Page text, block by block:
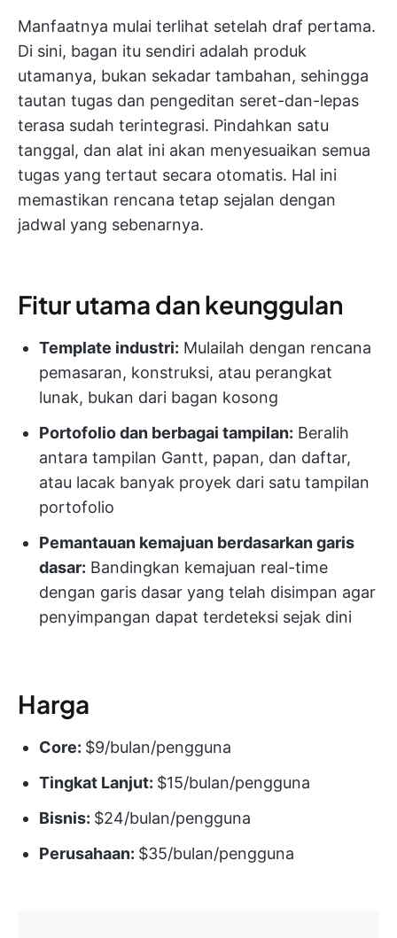
Manfaatnya mulai terlihat setelah draf pertama.
Di sini, bagan itu sendiri adalah produk
utamanya, bukan sekadar tambahan, sehingga
tautan tugas dan pengeditan seret-dan-lepas
terasa sudah terintegrasi. Pindahkan satu
tanggal, dan alat ini akan menyesuaikan semua
tugas yang tertaut secara otomatis. Hal ini
memastikan rencana tetap sejalan dengan
jadwal yang sebenarnya.
Fitur utama dan keunggulan
Template industri: Mulailah dengan rencana
pemasaran, konstruksi, atau perangkat
lunak, bukan dari bagan kosong
Portofolio dan berbagai tampilan: Beralih
antara tampilan Gantt, papan, dan daftar,
atau lacak banyak proyek dari satu tampilan
portofolio
Pemantauan kemajuan berdasarkan garis
dasar: Bandingkan kemajuan real-time
dengan garis dasar yang telah disimpan agar
penyimpangan dapat terdeteksi sejak dini
Harga
Core: $9/bulan/pengguna
Tingkat Lanjut: $15/bulan/pengguna
Bisnis: $24/bulan/pengguna
Perusahaan: $35/bulan/pengguna